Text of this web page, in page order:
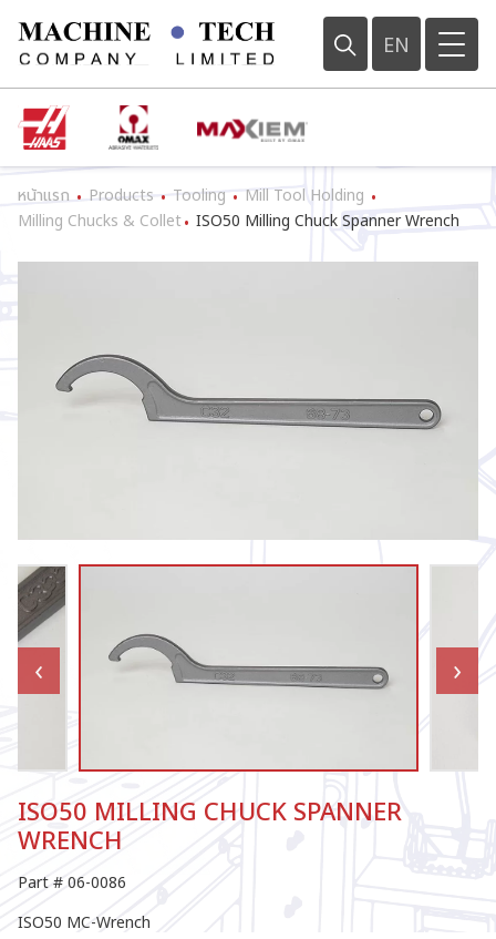
EN
หน้าแรก • Products • Tooling • Mill Tool Holding •
Milling Chucks & Collet • ISO50 Milling Chuck Spanner Wrench
ISO50 MILLING CHUCK SPANNER
WRENCH
Part # 06-0086
ISO50 MC-Wrench